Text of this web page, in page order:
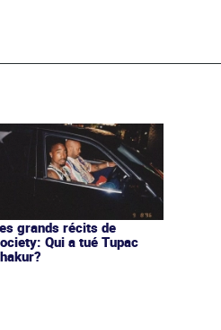
grands récits de
Qui a tué Tupac